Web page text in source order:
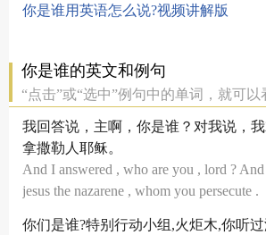
你是谁用英语怎么说?视频讲解版
你是谁的英文和例句
“点击”或“选中”例句中的单词，就可
我回答说，主啊，你是谁？对我说，
拿撒勒人耶稣。
And I answered , who are you , lord ?
jesus the nazarene , whom you persecute .
你们是谁?特别行动小组,火炬木,你听